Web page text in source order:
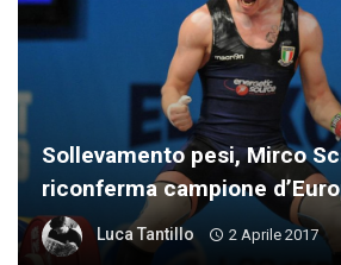
Sollevamento pesi, Mirco
riconferma campione
Luca Tantillo 2 Aprile 2017